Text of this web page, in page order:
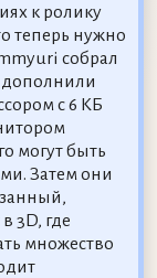
к ролику
теперь нужно
собрал
дополнили
с 6 КБ
могут быть
Затем они
3D, где
множество